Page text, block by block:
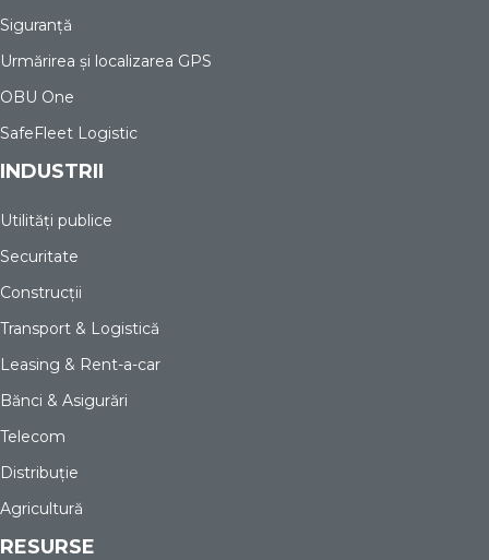
Siguranță
Urmărirea și localizarea GPS
OBU One
SafeFleet Logistic
INDUSTRII
Utilități publice
Securitate
Construcții
Transport & Logistică
Leasing & Rent-a-car
Bănci & Asigurări
Telecom
Distribuție
Agricultură
RESURSE